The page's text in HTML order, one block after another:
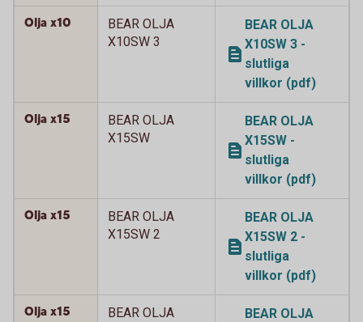
Olja x10
BEAR OLJA
X10SW 3
BEAR OLJA
X10SW 3 -
slutliga
villkor (pdf)
Olja x15
BEAR OLJA
X15SW
BEAR OLJA
X15SW -
slutliga
villkor (pdf)
Olja x15
BEAR OLJA
X15SW 2
BEAR OLJA
X15SW 2 -
slutliga
villkor (pdf)
Olja x15
BEAR OLJA
BEAR OLJA